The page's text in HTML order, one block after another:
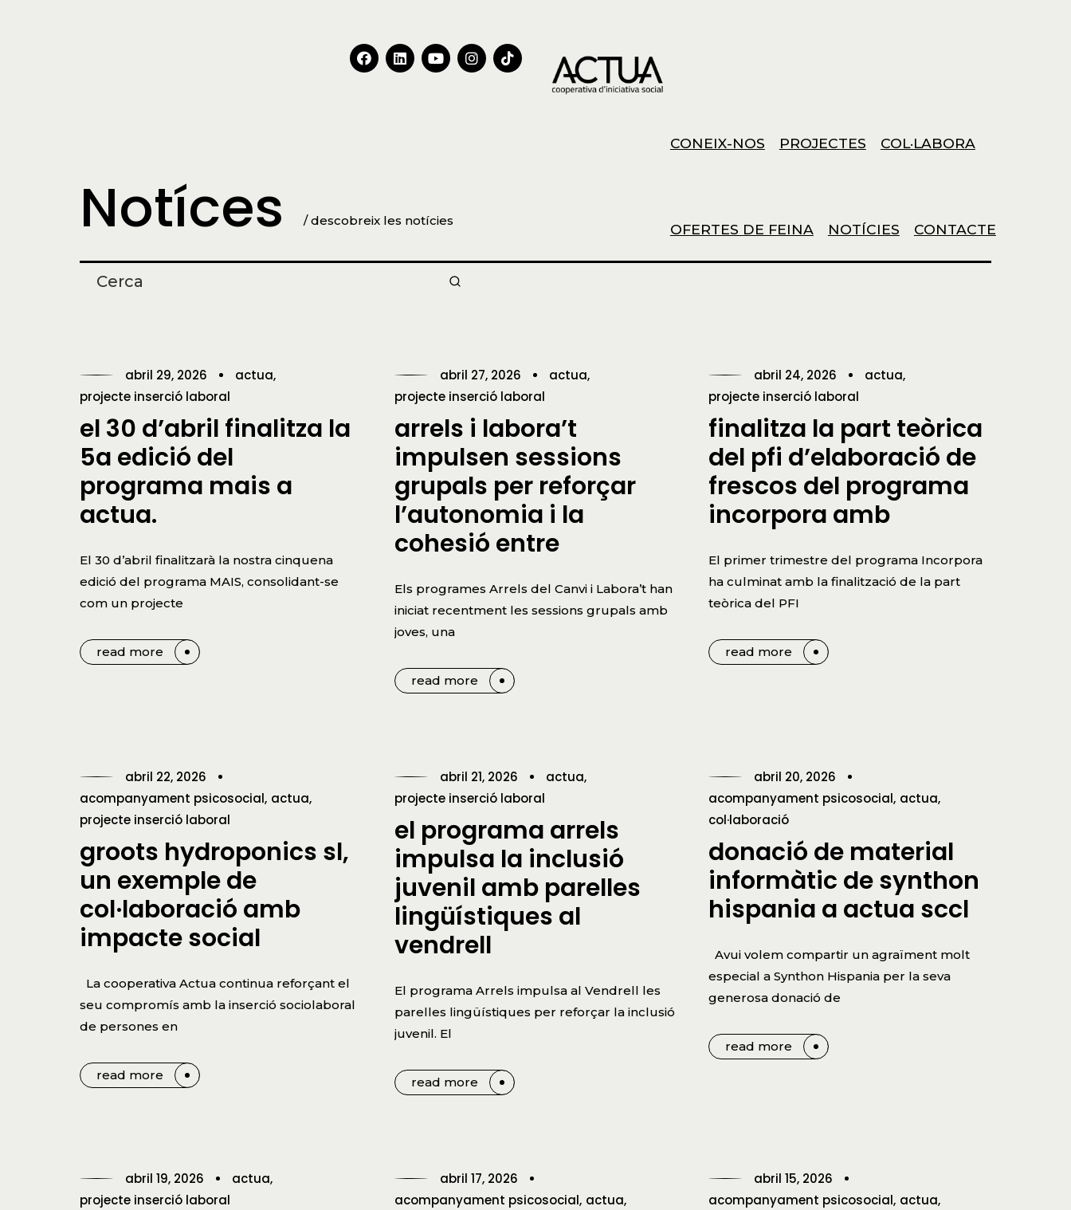
CONEIX-NOS PROJECTES COL·LABORA
OFERTES DE FEINA NOTÍCIES CONTACTE
Notíces / descobreix les notícies
abril 29, 2026
actua
projecte inserció laboral
el 30 d’abril finalitza la
5a edició del
programa mais a
actua.
El 30 d’abril finalitzarà la nostra cinquena
edició del programa MAIS, consolidant-se
com un projecte
read more
abril 27, 2026
actua
projecte inserció laboral
arrels i labora’t
impulsen sessions
grupals per reforçar
l’autonomia i la
cohesió entre
Els programes Arrels del Canvi i Labora’t han
iniciat recentment les sessions grupals amb
joves, una
read more
abril 24, 2026
actua
projecte inserció laboral
finalitza la part teòrica
del pfi d’elaboració de
frescos del programa
incorpora amb
El primer trimestre del programa Incorpora
ha culminat amb la finalització de la part
teòrica del PFI
read more
abril 22, 2026
acompanyament psicosocial actua
projecte inserció laboral
groots hydroponics sl,
un exemple de
col·laboració amb
impacte social
La cooperativa Actua continua reforçant el
seu compromís amb la inserció sociolaboral
de persones en
read more
abril 21, 2026
actua
projecte inserció laboral
el programa arrels
impulsa la inclusió
juvenil amb parelles
lingüístiques al
vendrell
El programa Arrels impulsa al Vendrell les
parelles lingüístiques per reforçar la inclusió
juvenil. El
read more
abril 20, 2026
acompanyament psicosocial actua
col·laboració
donació de material
informàtic de synthon
hispania a actua sccl
Avui volem compartir un agraïment molt
especial a Synthon Hispania per la seva
generosa donació de
read more
abril 19, 2026
actua
projecte inserció laboral
abril 17, 2026
acompanyament psicosocial actua
abril 15, 2026
acompanyament psicosocial actua